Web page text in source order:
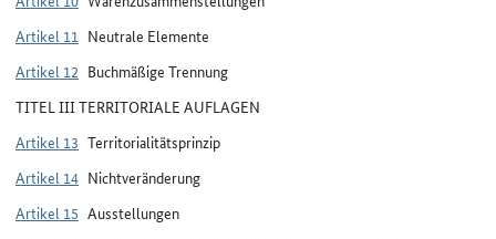
Artikel 11 Neutrale Elemente
Artikel 12 Buchmäßige Trennung
TITEL III TERRITORIALE AUFLAGEN
Artikel 13 Territorialitätsprinzip
Artikel 14 Nichtveränderung
Artikel 15 Ausstellungen